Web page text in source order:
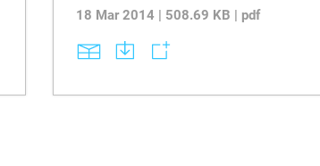
combination of heat, agitation and an eco-
contained system that’s hands-free.
18 Mar 2014 | 508.69 KB | pdf